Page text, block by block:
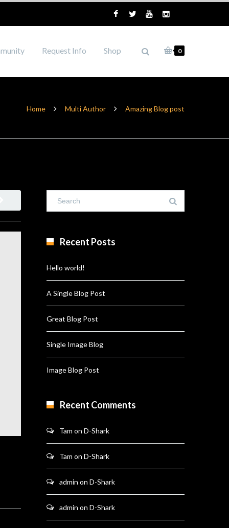
0
Request Info Shop
Home Multi Author Amazing Blog post
Recent Posts
Hello world!
A Single Blog Post
Great Blog Post
Single Image Blog
Image Blog Post
Recent Comments
Tam on D-Shark
Tam on D-Shark
admin on D-Shark
admin on D-Shark